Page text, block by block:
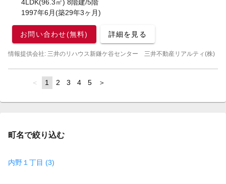
4LDK(96.3㎡) 8階建/5階
1997年6月(築29年3ヶ月)
お問い合わせ(無料) 詳細を見る
情報提供会社: 三井のリハウス新鎌ケ谷センター 三井不動産リアルティ(株)
page
You're
page
1 page
2 page
3 page
4 page
5 page
町名で絞り込む
内野１丁目 (3)